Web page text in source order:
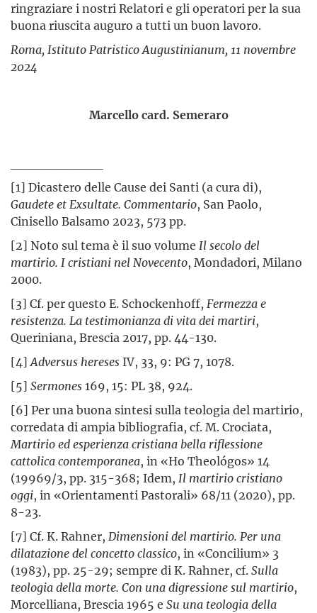
ringraziare i nostri Relatori e gli operatori per la sua
buona riuscita auguro a tutti un buon lavoro.
Roma, Istituto Patristico Augustinianum, 11 novembre
2024
Marcello card. Semeraro
[1] Dicastero delle Cause dei Santi (a cura di),
Gaudete et Exsultate. Commentario, San Paolo,
Cinisello Balsamo 2023, 573 pp.
[2] Noto sul tema è il suo volume Il secolo del
martirio. I cristiani nel Novecento, Mondadori, Milano
2000.
[3] Cf. per questo E. Schockenhoff, Fermezza e
resistenza. La testimonianza di vita dei martiri,
Queriniana, Brescia 2017, pp. 44-130.
[4] Adversus heresesIV, 33, 9: PG 7, 1078.
[5] Sermones169, 15: PL 38, 924.
[6] Per una buona sintesi sulla teologia del martirio,
corredata di ampia bibliografia, cf. M. Crociata,
Martirio ed esperienza cristiana bella riflessione
cattolica contemporanea, in «Ho Theológos» 14
(19969/3, pp. 315-368; Idem, Il martirio cristiano
oggi, in «Orientamenti Pastorali» 68/11 (2020), pp.
8-23.
[7] Cf. K. Rahner, Dimensioni del martirio. Per una
dilatazione del concetto classico, in «Concilium» 3
(1983), pp. 25-29; sempre di K. Rahner, cf.Sulla
teologia della morte. Con una digressione sul martirio,
Morcelliana, Brescia 1965 e Su una teologia della